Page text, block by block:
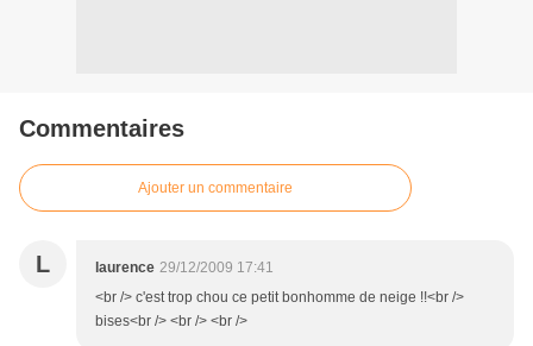
Commentaires
Ajouter un commentaire
L laurence 29/12/2009 17:41
<br /> c'est trop chou ce petit bonhomme de neige !!<br />
bises<br /> <br /> <br />